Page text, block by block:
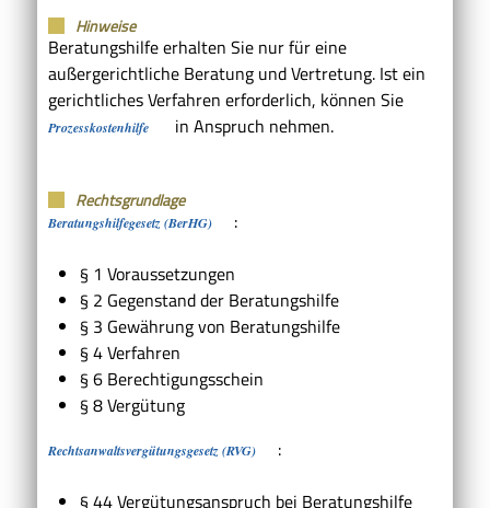
Hinweise
Beratungshilfe erhalten Sie nur für eine
außergerichtliche Beratung und Vertretung. Ist ein
gerichtliches Verfahren erforderlich, können Sie
Prozesskostenhilfe in Anspruch nehmen.
Rechtsgrundlage
Beratungshilfegesetz (BerHG)
:
§ 1 Voraussetzungen
§ 2 Gegenstand der Beratungshilfe
§ 3 Gewährung von Beratungshilfe
§ 4 Verfahren
§ 6 Berechtigungsschein
§ 8 Vergütung
Rechtsanwaltsvergütungsgesetz (RVG)
:
§ 44 Vergütungsanspruch bei Beratungshilfe